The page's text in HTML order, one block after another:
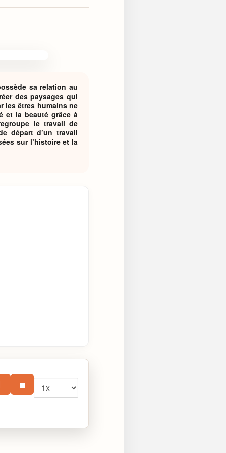
sa relation au
des paysages qui
les êtres humains ne
et la beauté grâce à
le travail de
départ d’un travail
sur l’histoire et la
■